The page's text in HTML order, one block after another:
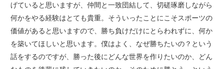
げていると思いますが、仲間と一致団結して、切磋琢磨しながら
何かをやる経験はとても貴重。そういったことにこそスポーツの
価値があると思いますので、勝ち負けだけにとらわれずに、何か
を築いてほしいと思います。僕はよく、なぜ勝ちたいの？という
話をするのですが、勝った後にどんな世界を作りたいのか、どん